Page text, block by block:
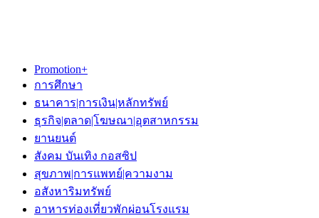
Promotion+
การศึกษา
ธนาคาร|การเงิน|หลักทรัพย์
ธุรกิจ|ตลาด|โฆษณา|อุตสาหกรรม
ยานยนต์
สังคม บันเทิง กอสซิป
สุขภาพ|การแพทย์|ความงาม
อสังหาริมทรัพย์
อาหารท่องเที่ยวพักผ่อนโรงแรม